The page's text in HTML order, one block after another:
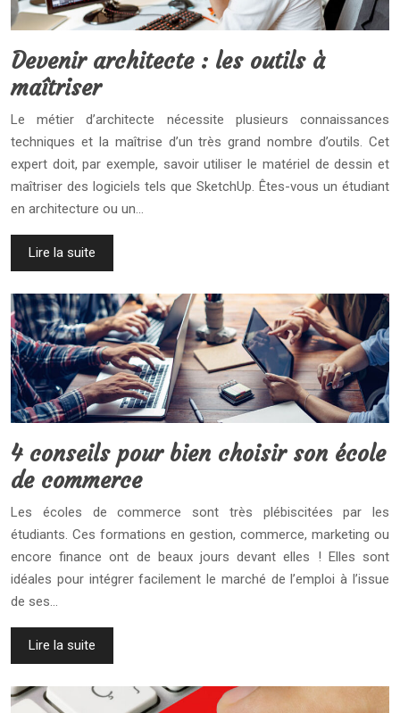
Devenir architecte : les outils à
maîtriser
Le métier d’architecte nécessite plusieurs connaissances
techniques et la maîtrise d’un très grand nombre d’outils. Cet
expert doit, par exemple, savoir utiliser le matériel de dessin et
maîtriser des logiciels tels que SketchUp. Êtes-vous un étudiant
en architecture ou un…
Lire la suite
4 conseils pour bien choisir son école
de commerce
Les écoles de commerce sont très plébiscitées par les
étudiants. Ces formations en gestion, commerce, marketing ou
encore finance ont de beaux jours devant elles ! Elles sont
idéales pour intégrer facilement le marché de l’emploi à l’issue
de ses…
Lire la suite